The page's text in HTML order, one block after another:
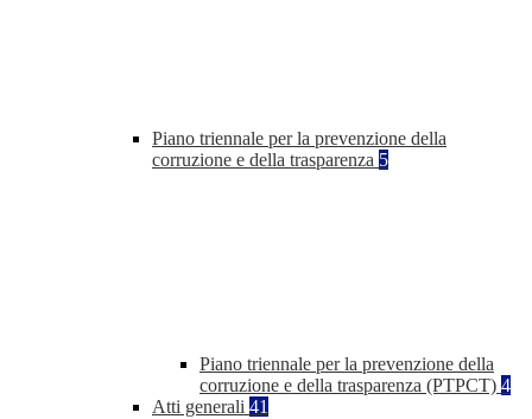
Piano triennale per la prevenzione della
corruzione e della trasparenza 5
Piano triennale per la prevenzione della
corruzione e della trasparenza (PTPCT) 4
Atti generali 41